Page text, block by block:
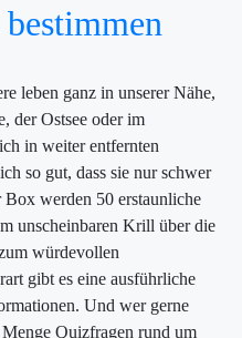
leben ganz in unserer Nähe,
der Ostsee oder im
in weiter entfernten
so gut, dass sie nur schwer
werden 50 erstaunliche
unscheinbaren Krill über die
würdevollen
gibt es eine ausführliche
Und wer gerne
Quizfragen rund um